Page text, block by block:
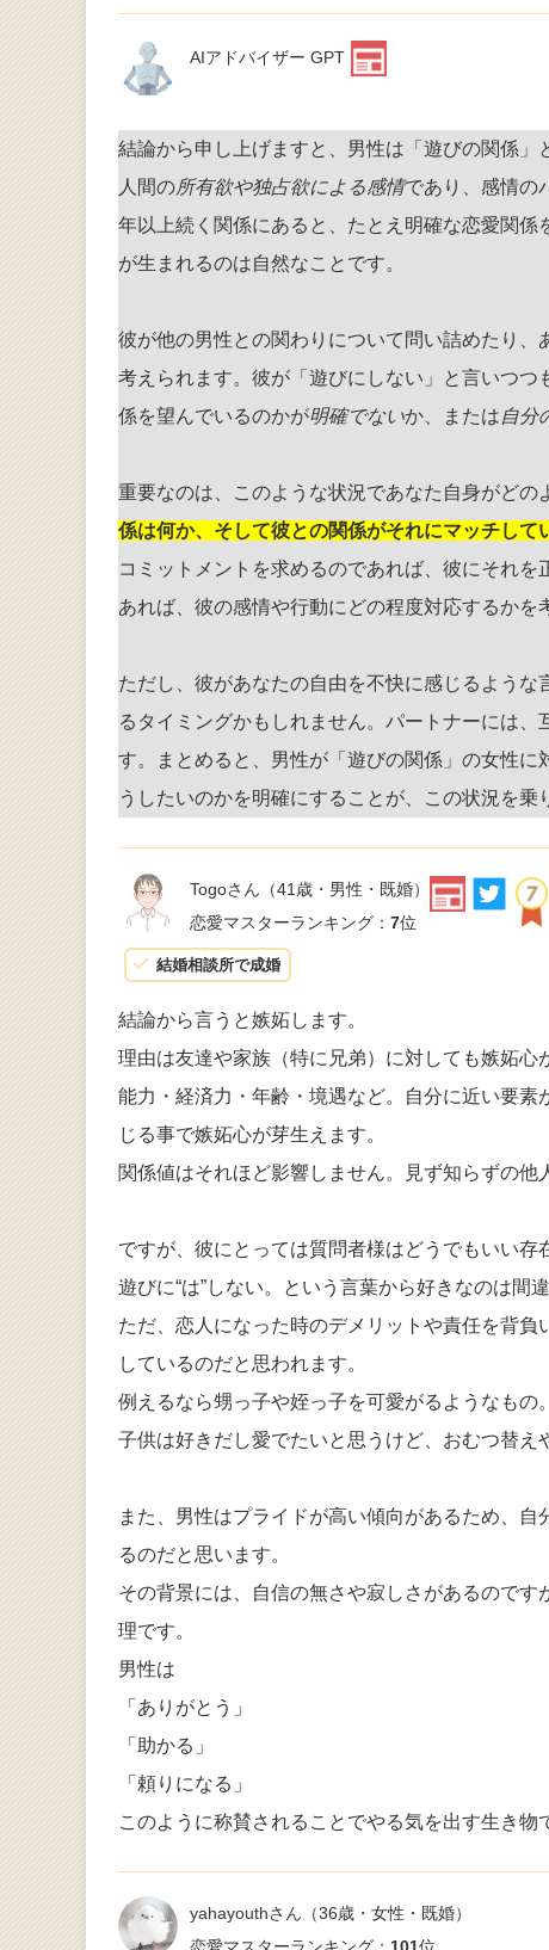
AIアドバイザー GPT
結論から申し上げますと、男性は「遊びの関係
人間の所有欲や独占欲による感情であり、感情の
年以上続く関係にあると、たとえ明確な恋愛関
が生まれるのは自然なことです。
彼が他の男性との関わりについて問い詰めたり
考えられます。彼が「遊びにしない」と言いつ
係を望んでいるのかが明確でないか、または自分
重要なのは、このような状況であなた自身がどの
係は何か、そして彼との関係がそれにマッチして
コミットメントを求めるのであれば、彼にそれ
あれば、彼の感情や行動にどの程度対応するかを
ただし、彼があなたの自由を不快に感じるような
るタイミングかもしれません。パートナーには
す。まとめると、男性が「遊びの関係」の女性
うしたいのかを明確にすることが、この状況を乗
Togoさん （41歳・男性・既婚）
恋愛マスターランキング： 7位
結婚相談所で成婚
結論から言うと嫉妬します。
理由は友達や家族（特に兄弟）に対しても嫉妬心
能力・経済力・年齢・境遇など。自分に近い要
じる事で嫉妬心が芽生えます。
関係値はそれほど影響しません。見ず知らずの他
ですが、彼にとっては質問者様はどうでもいい存
遊びに“は”しない。という言葉から好きなのは間
ただ、恋人になった時のデメリットや責任を背
しているのだと思われます。
例えるなら甥っ子や姪っ子を可愛がるようなもの。
子供は好きだし愛でたいと思うけど、おむつ替
また、男性はプライドが高い傾向があるため、
るのだと思います。
その背景には、自信の無さや寂しさがあるので
理です。
男性は
「ありがとう」
「助かる」
「頼りになる」
このように称賛されることでやる気を出す生き物
yahayouthさん （36歳・女性・既婚）